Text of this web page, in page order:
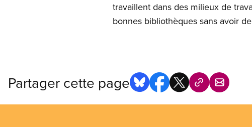
travaillent dans des milieux de
bonnes bibliothèques sans avoir
Partager cette page